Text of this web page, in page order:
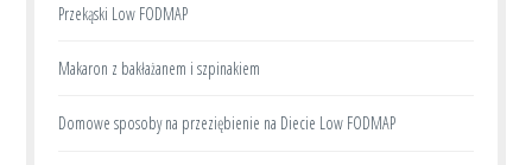
Przekąski Low FODMAP
Makaron z bakłażanem i szpinakiem
Domowe sposoby na przeziębienie na Diecie Low FODMAP